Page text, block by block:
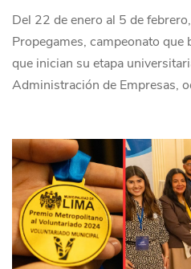
Del 22 de enero al 5 de
Propegames, campeonato que
que inician su etapa
Administración de Empresas,